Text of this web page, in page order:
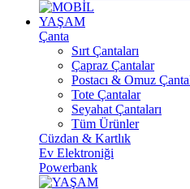
YAŞAM
Çanta
Sırt Çantaları
Çapraz Çantalar
Postacı & Omuz
Tote Çantalar
Seyahat Çantaları
Tüm Ürünler
Cüzdan & Kartlık
Ev Elektroniği
Powerbank